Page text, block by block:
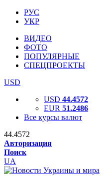
РУС
УКР
ВИДЕО
ФОТО
ПОПУЛЯРНЫЕ
СПЕЦПРОЕКТЫ
USD
USD 44.4572
EUR 51.2486
Все курсы валют
44.4572
Авторизация
Поиск
UA